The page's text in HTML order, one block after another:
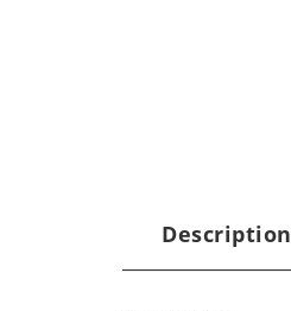
Description